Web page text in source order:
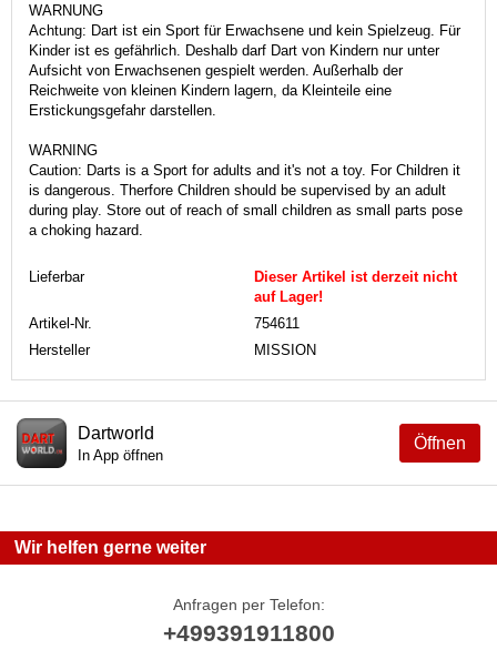
WARNUNG
Achtung: Dart ist ein Sport für Erwachsene und kein Spielzeug. Für
Kinder ist es gefährlich. Deshalb darf Dart von Kindern nur unter
Aufsicht von Erwachsenen gespielt werden. Außerhalb der
Reichweite von kleinen Kindern lagern, da Kleinteile eine
Erstickungsgefahr darstellen.
WARNING
Caution: Darts is a Sport for adults and it's not a toy. For Children it
is dangerous. Therfore Children should be supervised by an adult
during play. Store out of reach of small children as small parts pose
a choking hazard.
Lieferbar
Dieser Artikel ist derzeit nicht
auf Lager!
Artikel-Nr.
754611
Hersteller
MISSION
Öffnen
Dartworld
In App öffnen
Wir helfen gerne weiter
Anfragen per Telefon:
+499391911800